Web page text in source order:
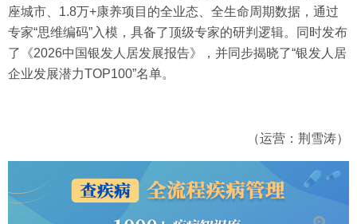
座城市、1.8万+康养项目的全业态、全生命周期数据，通过
专家“思维编码”入模，具备了顶级专家的研判逻辑。同时发布
了《2026中国银发人居发展报告》，并同步揭晓了“银发人居
企业发展潜力TOP100”名单。
（运营：荆雪涛）